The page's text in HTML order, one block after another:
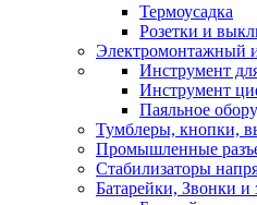
Термоусадка
Розетки и
Электромонтажный
Инструмент
Инструмент
Паяльное
Тумблеры, кнопки,
Промышленные
Стабилизаторы
Батарейки, Звонки и